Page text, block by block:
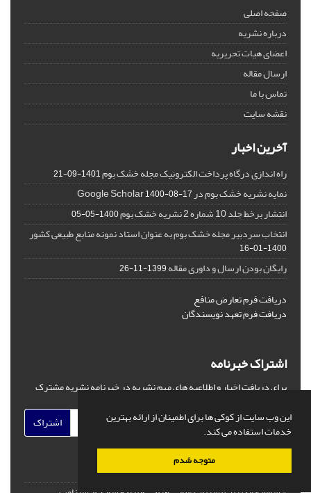
این وب سایت از کوکی ها برای اطمینان از ارائه بهترین
خدمات استفاده می کند.
متوجه شدم
صفحه اصلی
درباره نشریه
اعضای هیات تحریریه
ارسال مقاله
تماس با ما
نقشه سایت
آخرین اخبار
راه اندازی درگاه پرداخت الکترونیک مجله خشک بوم1401-09-21
نمایه نشریه خشک بوم در Google Scholar1400-08-17
انتشار برخط جلد 10 شماره 2 نشریه خشک بوم 1400-05-05
انتخاب سردبیر مجله خشک بوم به عنوان استاد نمونه منابع طبیعی کشور
1400-01-16
رایگان بودن ارسال و داوری مقاله1399-11-26
دریافت فرم تعارض منافع
دریافت فرم تعهد نویسندگان
اشتراک خبرنامه
برای دریافت اخبار و اطلاعیه های مهم نشریه در خبرنامه نشریه مشترک
اشتراک